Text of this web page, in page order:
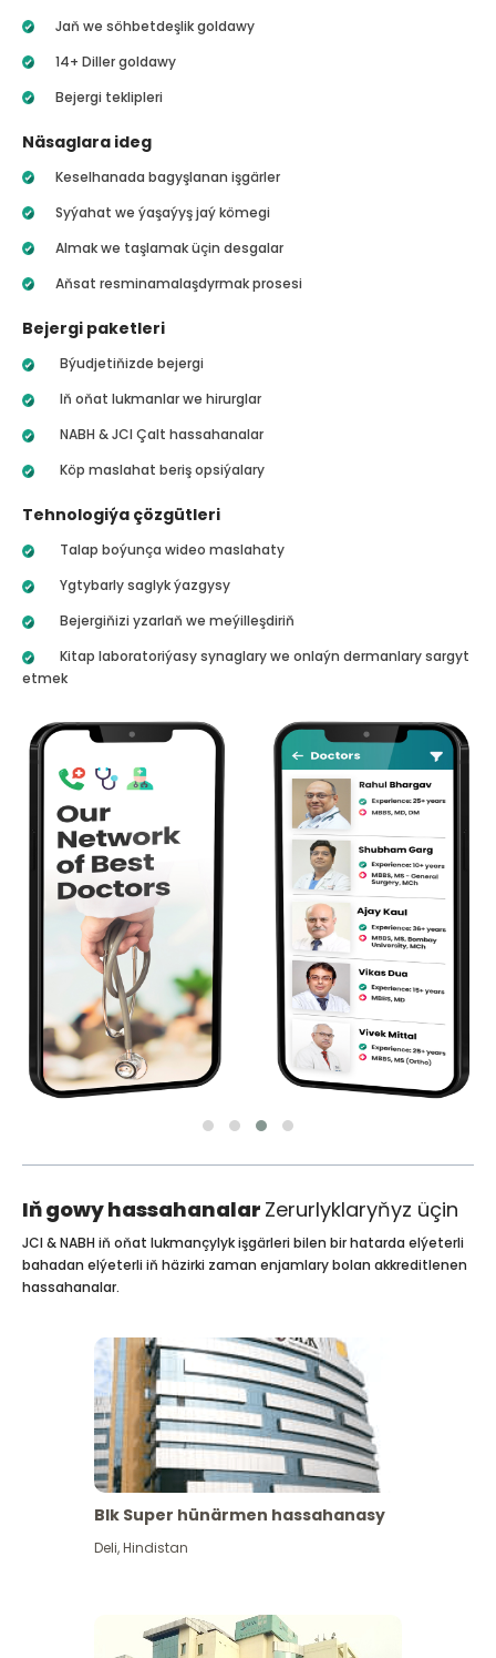
Jaň we söhbetdeşlik goldawy
14+ Diller goldawy
Bejergi teklipleri
Näsaglara ideg
Keselhanada bagyşlanan işgärler
Syýahat we ýaşaýyş jaý kömegi
Almak we taşlamak üçin desgalar
Aňsat resminamalaşdyrmak prosesi
Bejergi paketleri
Býudjetiňizde bejergi
Iň oňat lukmanlar we hirurglar
NABH & JCI Çalt hassahanalar
Köp maslahat beriş opsiýalary
Tehnologiýa çözgütleri
Talap boýunça wideo maslahaty
Ygtybarly saglyk ýazgysy
Bejergiňizi yzarlaň we meýilleşdiriň
Kitap laboratoriýasy synaglary we onlaýn dermanlary sargyt
etmek
Iň gowy hassahanalar Zerurlyklaryňyz üçin
JCI & NABH iň oňat lukmançylyk işgärleri bilen bir hatarda elýeterli
bahadan elýeterli iň häzirki zaman enjamlary bolan akkreditlenen
hassahanalar.
Blk Super hünärmen hassahanasy
Deli,Hindistan